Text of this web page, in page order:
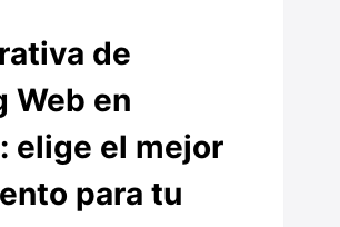
de
Web en
elige el mejor
para tu